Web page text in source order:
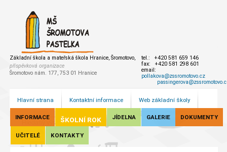
Základní škola a mateřská škola Hranice, Šromotovo,
příspěvková organizace
Šromotovo nám. 177, 753 01 Hranice
tel.: +420 581 659 146
fax: +420 581 298 601
email:
pollakova@zssromotovo.cz
Hlavní strana Kontaktní informace Web základní školy
INFORMACE ŠKOLNÍ ROK JÍDELNA GALERIE DOKUMENTY
UČITELÉ KONTAKTY